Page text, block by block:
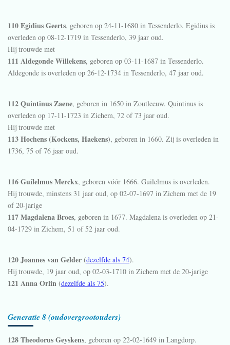
110 Egidius Geerts, geboren op 24-11-1680 in Tessenderlo. Egidius is
overleden op 08-12-1719 in Tessenderlo, 39 jaar oud.
Hij trouwde met
111 Aldegonde Willekens, geboren op 03-11-1687 in Tessenderlo.
Aldegonde is overleden op 26-12-1734 in Tessenderlo, 47 jaar oud.
112 Quintinus Zaene, geboren in 1650 in Zoutleeuw. Quintinus is
overleden op 17-11-1723 in Zichem, 72 of 73 jaar oud.
Hij trouwde met
113 Hochens (Kockens, Haekens), geboren in 1660. Zij is overleden in
1736, 75 of 76 jaar oud.
116 Guilelmus Merckx, geboren vóór 1666. Guilelmus is overleden.
Hij trouwde, minstens 31 jaar oud, op 02-07-1697 in Zichem met de 19
of 20-jarige
117 Magdalena Broes, geboren in 1677. Magdalena is overleden op 21-
04-1729 in Zichem, 51 of 52 jaar oud.
120 Joannes van Gelder (dezelfde als 74).
Hij trouwde, 19 jaar oud, op 02-03-1710 in Zichem met de 20-jarige
121 Anna Orlin (dezelfde als 75).
Generatie 8 (oudovergrootouders)
128 Theodorus Geyskens, geboren op 22-02-1649 in Langdorp.